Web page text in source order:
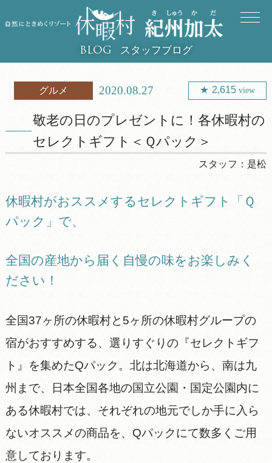
BLOG スタッフブログ
グルメ 2020.08.27 2,615view
敬老の日のプレゼントに！各休暇村の
セレクトギフト＜Ｑパック＞
スタッフ： 是松
休暇村がおススメするセレクトギフト「Ｑ
パック」で、
全国の産地から届く自慢の味をお楽しみく
ださい！
全国37ヶ所の休暇村と5ヶ所の休暇村グループの
宿がおすすめする、選りすぐりの『セレクトギフ
ト』を集めたQパック。北は北海道から、南は九
州まで、日本全国各地の国立公園・国定公園内に
ある休暇村では、それぞれの地元でしか手に入ら
ないオススメの商品を、Qパックにて数多くご用
意しております。